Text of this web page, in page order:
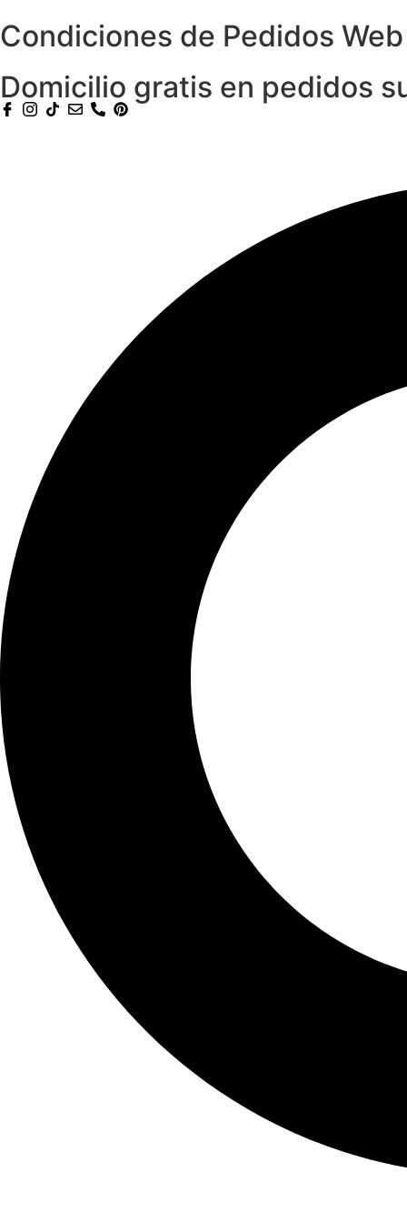
Condiciones de Pedidos Web
Domicilio gratis en pedidos